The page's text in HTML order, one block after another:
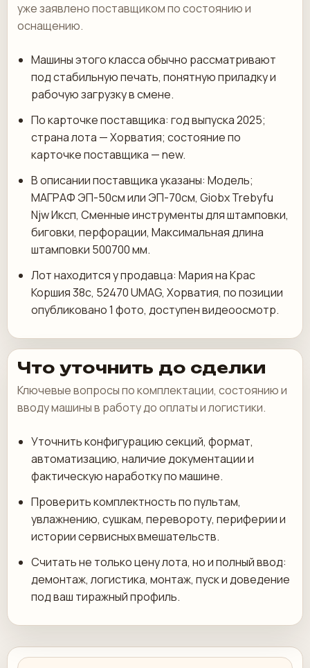
уже заявлено поставщиком по состоянию и
оснащению.
Машины этого класса обычно рассматривают
под стабильную печать, понятную приладку и
рабочую загрузку в смене.
По карточке поставщика: год выпуска 2025;
страна лота — Хорватия; состояние по
карточке поставщика — new.
В описании поставщика указаны: Модель;
МАГРАФ ЭП-50см или ЭП-70см, Giobx Trebyfu
Njw Иксп, Сменные инструменты для штамповки,
биговки, перфорации, Максимальная длина
штамповки 500700 мм.
Лот находится у продавца: Мария на Крас
Коршия 38c, 52470 UMAG, Хорватия, по позиции
опубликовано 1 фото, доступен видеоосмотр.
Что уточнить до сделки
Ключевые вопросы по комплектации, состоянию и
вводу машины в работу до оплаты и логистики.
Уточнить конфигурацию секций, формат,
автоматизацию, наличие документации и
фактическую наработку по машине.
Проверить комплектность по пультам,
увлажнению, сушкам, перевороту, периферии и
истории сервисных вмешательств.
Считать не только цену лота, но и полный ввод:
демонтаж, логистика, монтаж, пуск и доведение
под ваш тиражный профиль.